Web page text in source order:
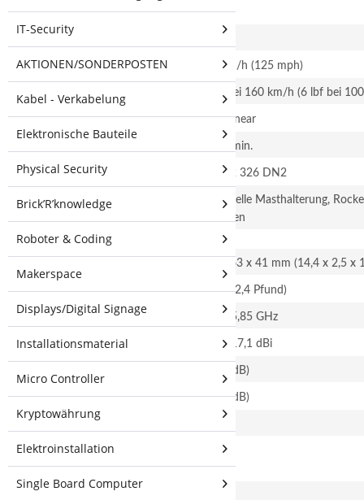
IT-Security
AKTIONEN/SONDERPOSTEN
Kabel - Verkabelung
Elektronische Bauteile
Physical Security
Brick’R’knowledge
Roboter & Coding
Makerspace
Displays/Digital Signage
Installationsmaterial
Micro Controller
Kryptowährung
Elektroinstallation
Single Board Computer
Abwärtsneigung
Max. VSWR
Windüberlebensfähigkeit 200 km/h (125 mph)
Windbelastung 26 N bei 160 km/h (6 lbf bei
Polarisation Dual-Linear
22 dB min.
ETSI-Spezifikation EN 302 326 DN2
Montage
Universelle Masthalterung,
enthalten
AM-5G17-90
367 x 63 x 41 mm (14,4 x 2,5 x
Gewicht 1,1 kg (2,4 Pfund)
Frequenzbereich 4,90 - 5,85 GHz
Gewinnen 16,1 - 17,1 dBi
72° (6 dB)
VPOL-Strahlbreite 93° (6 dB)
Elektrische
Abwärtsneigung